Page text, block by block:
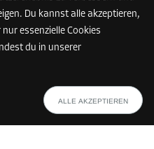
Du kannst alle akzeptieren,
essenzielle Cookies
du in unserer
ALLE AKZEPTIEREN
PLAN ANZEIGEN